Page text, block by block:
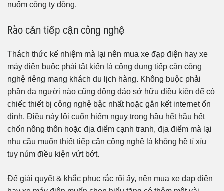
nuốm công ty động.
Rào cản tiếp cận công nghệ
Thách thức kế nhiệm mà lại nên mua xe đạp điện hay xe
máy điện buộc phải tật kiến là công dụng tiếp cận công
nghệ riêng mang khách du lịch hàng. Không buộc phải
phần đa người nào cũng đông đảo sở hữu điều kiện để có
chiếc thiết bị công nghệ bậc nhất hoặc gắn kết internet ổn
định. Điều này lôi cuốn hiểm nguy trong hầu hết hầu hết
chốn nông thôn hoặc địa điểm cạnh tranh, địa điểm mà lại
nhu cầu muốn thiết tiếp cận công nghệ là không hề tí xíu
tuy núm điều kiện vứt bớt.
Để giải quyết & khắc phục rắc rối ấy, nên mua xe đạp điện